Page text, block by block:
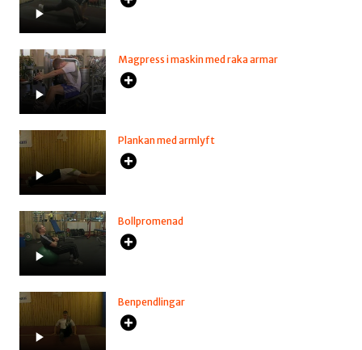
Magpress i maskin med raka armar
Plankan med armlyft
Bollpromenad
Benpendlingar